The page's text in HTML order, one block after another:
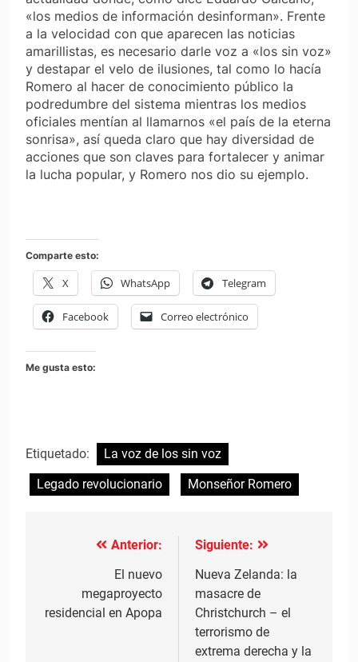
«los medios de información desinforman». Frente
a la velocidad con que aparecen las noticias
amarillistas, es necesario darle voz a «los sin voz»
y destapar el velo de ilusiones, tal como lo hacía
Romero al hacer de conocimiento público la
podredumbre del sistema mientras los medios
oficiales mentían al llamarnos «el país de la eterna
sonrisa», así queda claro que hay diversidad de
acciones que son claves para fortalecer y animar
la lucha popular, y Romero nos dio su ejemplo.
Comparte esto:
X WhatsApp Telegram
Facebook Correo electrónico
Me gusta esto:
Etiquetado:
La voz de los sin voz
Legado revolucionario
Monseñor Romero
Navegación
entradas
Anterior:
El nuevo
megaproyecto
residencial en Apopa
Siguiente:
Nueva Zelanda: la
masacre de
Christchurch – el
terrorismo de
extrema derecha y la